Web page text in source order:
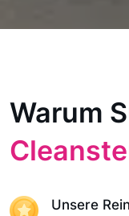
Warum
Unsere